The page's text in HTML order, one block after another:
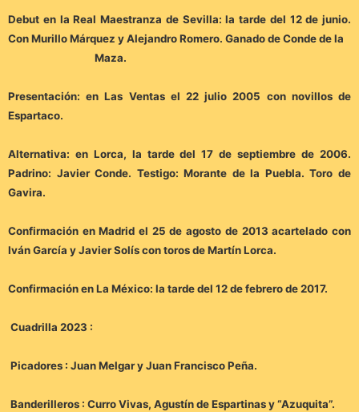
Debut en la Real Maestranza de Sevilla: la tarde del 12 de junio.
Con Murillo Márquez y Alejandro Romero. Ganado de Conde de la
Maza.
Presentación: en Las Ventas el 22 julio 2005 con novillos de
Espartaco.
Alternativa: en Lorca, la tarde del 17 de septiembre de 2006.
Padrino: Javier Conde. Testigo: Morante de la Puebla. Toro de
Gavira.
Confirmación en Madrid el 25 de agosto de 2013 acartelado con
Iván García y Javier Solís con toros de Martín Lorca.
Confirmación en La México: la tarde del 12 de febrero de 2017.
Cuadrilla 2023 :
Picadores : Juan Melgar y Juan Francisco Peña.
Banderilleros : Curro Vivas, Agustín de Espartinas y “Azuquita”.